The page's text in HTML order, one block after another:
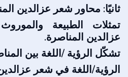
ثانيًا: محاور شعر عزالدين
تمثلات الطبيعة
عزالدين المناصرة.
تشكّل الرؤية /اللغة بين
الرؤية/اللغة في شعر